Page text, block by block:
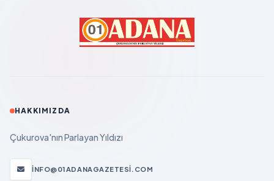
HAKKIMIZDA
Çukurova'nın Parlayan Yıldızı
INFO@01ADANAGAZETESI.COM